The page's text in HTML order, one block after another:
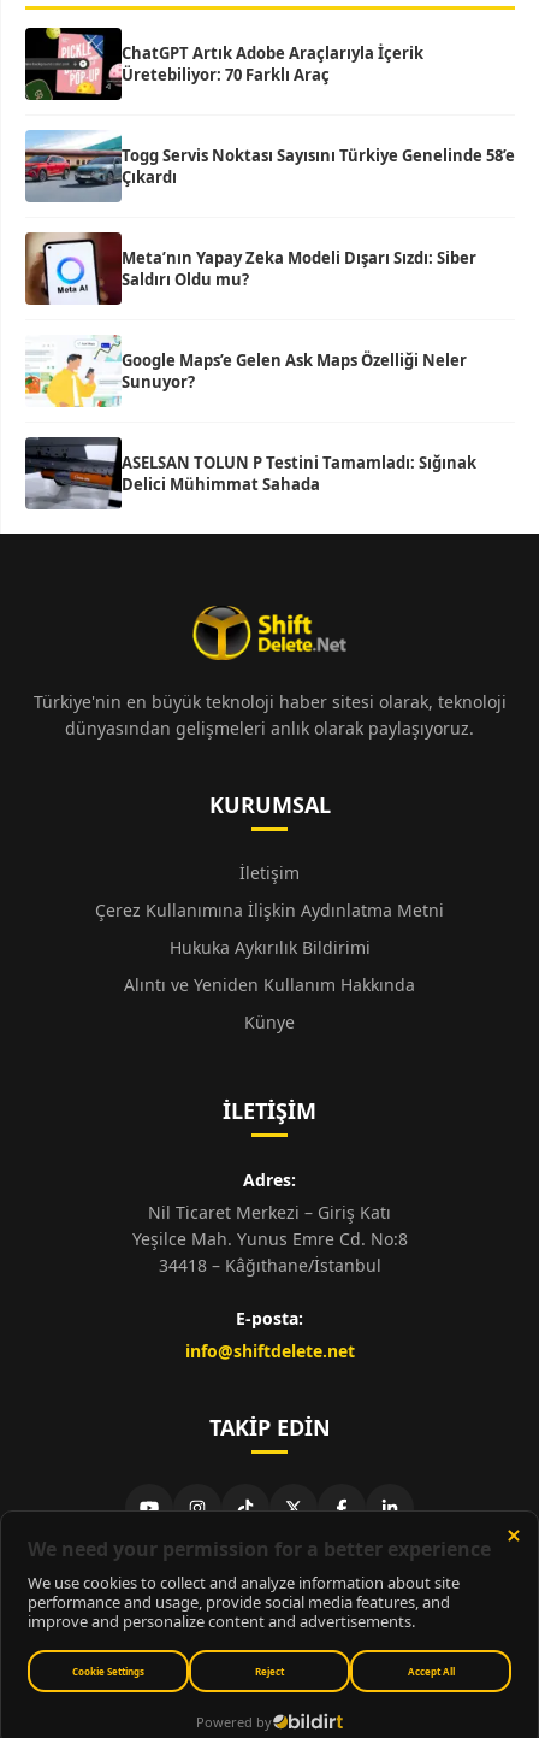
ChatGPT Artık Adobe Araçlarıyla İçerik
Üretebiliyor: 70 Farklı Araç
Togg Servis Noktası Sayısını Türkiye Genelinde 58’e
Çıkardı
Meta’nın Yapay Zeka Modeli Dışarı Sızdı: Siber
Saldırı Oldu mu?
Google Maps’e Gelen Ask Maps Özelliği Neler
Sunuyor?
ASELSAN TOLUN P Testini Tamamladı: Sığınak
Delici Mühimmat Sahada
Türkiye'nin en büyük teknoloji haber sitesi olarak, teknoloji
dünyasından gelişmeleri anlık olarak paylaşıyoruz.
KURUMSAL
İletişim
Çerez Kullanımına İlişkin Aydınlatma Metni
Hukuka Aykırılık Bildirimi
Alıntı ve Yeniden Kullanım Hakkında
Künye
İLETIŞIM
Adres:
Nil Ticaret Merkezi – Giriş Katı
Yeşilce Mah. Yunus Emre Cd. No:8
34418 – Kâğıthane/İstanbul
E-posta:
info@shiftdelete.net
TAKIP EDIN
© 2026ShiftDelete.Net- Tüm hakları saklıdır.
ShiftDelete.Net, İnternet Medyası ve Bilişim Muhabirleri Derneği
üyesidir.